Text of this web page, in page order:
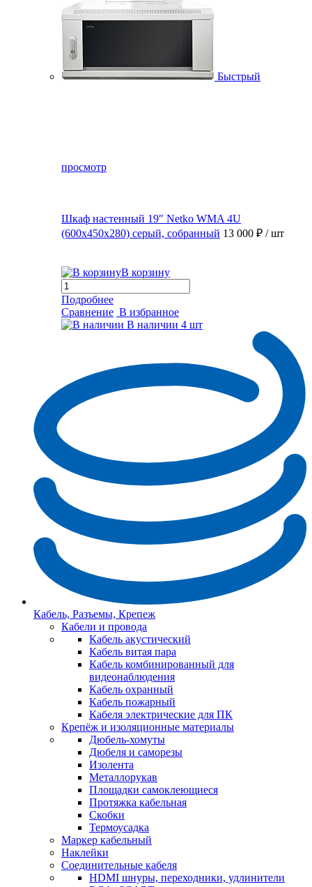
Быстрый
просмотр
Шкаф настенный 19″ Netko WMA 4U
(600x450x280) серый, собранный 13 000 ₽ / шт
В корзину
Подробнее
Сравнение В избранное
В наличии 4 шт
Кабель, Разъемы, Крепеж
Кабели и провода
Кабель акустический
Кабель витая пара
Кабель комбинированный для
видеонаблюдения
Кабель охранный
Кабель пожарный
Кабеля электрические для ПК
Крепёж и изоляционные материалы
Дюбель-хомуты
Дюбеля и саморезы
Изолента
Металлорукав
Площадки самоклеющиеся
Протяжка кабельная
Скобки
Термоусадка
Маркер кабельный
Наклейки
Соединительные кабеля
HDMI шнуры, переходники, удлинители